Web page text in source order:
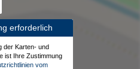
erforderlich
der Karten- und
ist Ihre Zustimmung
vom